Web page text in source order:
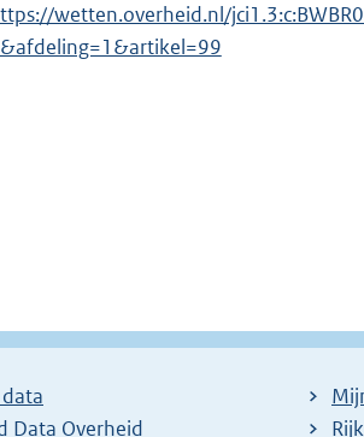
wetten.overheid.nl/
Data Overheid
E